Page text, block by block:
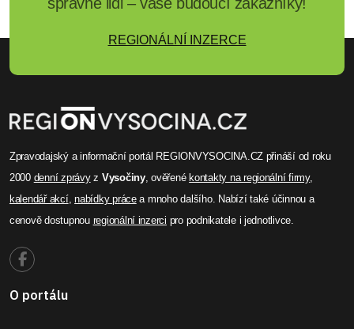
REGIONÁLNÍ INZERCE
Zpravodajský a informační portál REGIONVYSOCINA.CZ přináší od roku
2000 denní zprávyz Vysočiny, ověřené kontakty na regionální firmy,
kalendář akcí,nabídky prácea mnoho dalšího. Nabízí také účinnou a
cenově dostupnou regionální inzerci pro podnikatele i jednotlivce.
O portálu